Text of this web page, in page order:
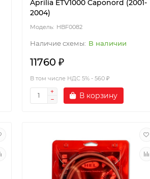
Aprilia ETV1000 Caponord (2001-
2004)
HBF0082
В наличии
11760 ₽
В том числе НДС 5% - 560 ₽
В корзину